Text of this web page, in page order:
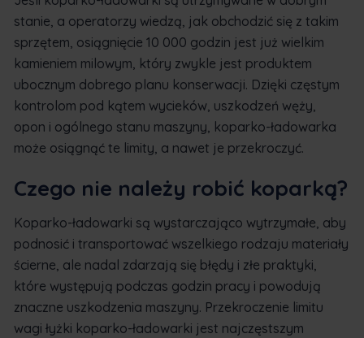
stanie, a operatorzy wiedzą, jak obchodzić się z takim
sprzętem, osiągnięcie 10 000 godzin jest już wielkim
kamieniem milowym, który zwykle jest produktem
ubocznym dobrego planu konserwacji. Dzięki częstym
kontrolom pod kątem wycieków, uszkodzeń węży,
opon i ogólnego stanu maszyny, koparko-ładowarka
może osiągnąć te limity, a nawet je przekroczyć.
Czego nie należy robić koparką?
Koparko-ładowarki są wystarczająco wytrzymałe, aby
podnosić i transportować wszelkiego rodzaju materiały
ścierne, ale nadal zdarzają się błędy i złe praktyki,
które występują podczas godzin pracy i powodują
znaczne uszkodzenia maszyny. Przekroczenie limitu
wagi łyżki koparko-ładowarki jest najczęstszym